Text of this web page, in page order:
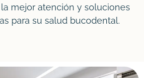
mejor atención y soluciones
para su salud bucodental.